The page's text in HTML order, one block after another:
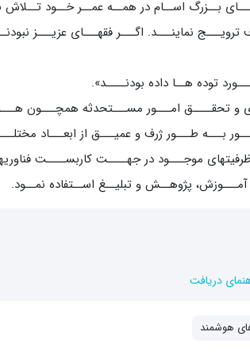
بــزرگ اســام در همــه عمــر خــود تــلاش
نماینـــد. اگـــر فقهـــای عزیـــز
توده هــا داده بودنــــد».
و تحقــــق امـــور مســـتحدثه همچـــون
بـــه طـــور ژرف و عمیـــق از ابعـــاد
موجـــود در جهــــت کاربســــت
پژوهــش و تبلیــغ اســتفاده نمــود.
دریافت
هوشمند